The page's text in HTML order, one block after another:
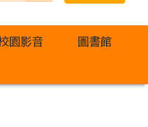
園影音
圖書館